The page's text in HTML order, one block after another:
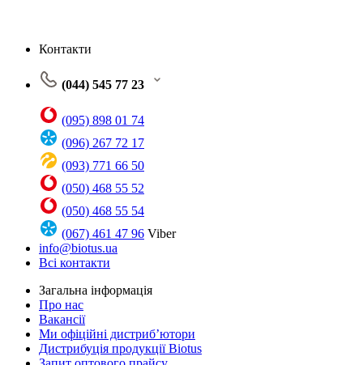
Контакти
(044) 545 77 23
(095) 898 01 74
(096) 267 72 17
(093) 771 66 50
(050) 468 55 52
(050) 468 55 54
(067) 461 47 96 Viber
info@biotus.ua
Всі контакти
Загальна інформація
Про нас
Вакансії
Ми офіційні дистриб’ютори
Дистрибуція продукції Biotus